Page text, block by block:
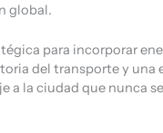
global.
para incorporar
del transporte y una
a la ciudad que nunca